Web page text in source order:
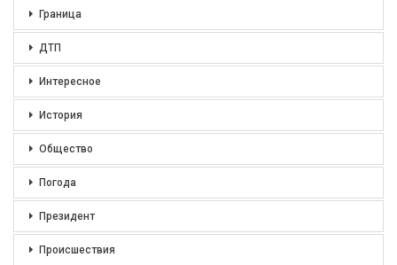
Граница
ДТП
Интересное
История
Общество
Погода
Президент
Происшествия